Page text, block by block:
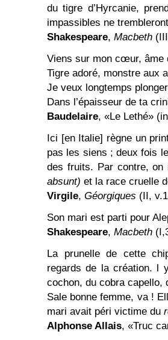
du tigre d’Hyrcanie,
impassibles ne
Shakespeare, Macbeth
Viens sur mon cœur, âme
Tigre adoré, monstre aux
Je veux longtemps
Dans l’épaisseur de ta
Baudelaire, «Le Lethé» (in
Ici [en Italie] règne un
pas les siens ; deux fois
des fruits. Par contre,
absunt) et la race cruelle
Virgile, Géorgiques (II,
Son mari est parti pour
Shakespeare, Macbeth
La prunelle de cette
regards de la création. l
cochon, du cobra capello,
Sale bonne femme, va !
mari avait péri victime du
Alphonse Allais, «Truc